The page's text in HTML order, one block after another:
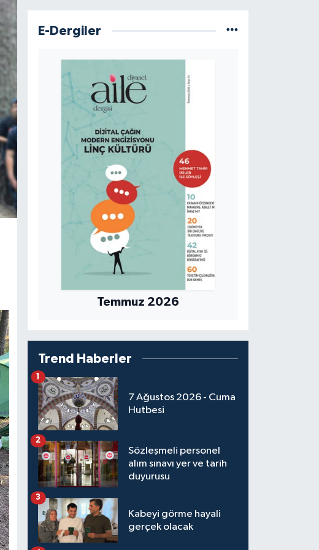
E-Dergiler
Temmuz 2026
Trend Haberler
7 Ağustos 2026 - Cuma
Hutbesi
1
Sözleşmeli personel
alım sınavı yer ve tarih
duyurusu
2
Kabeyi görme hayali
gerçek olacak
3